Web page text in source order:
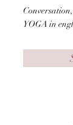
YOGA in